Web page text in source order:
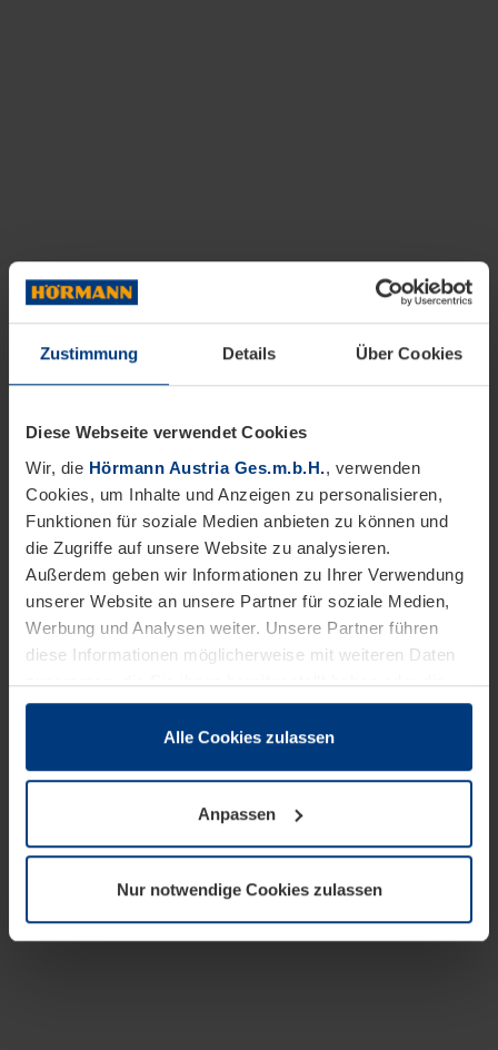
Zustimmung Details Über Cookies
Diese Webseite verwendet Cookies
Wir, die Hörmann Austria Ges.m.b.H., verwenden
Cookies, um Inhalte und Anzeigen zu personalisieren,
Funktionen für soziale Medien anbieten zu können und
die Zugriffe auf unsere Website zu analysieren.
Außerdem geben wir Informationen zu Ihrer Verwendung
unserer Website an unsere Partner für soziale Medien,
Werbung und Analysen weiter. Unsere Partner führen
diese Informationen möglicherweise mit weiteren Daten
zusammen, die Sie ihnen bereitgestellt haben oder die
sie im Rahmen Ihrer Nutzung der Dienste gesammelt
wenn diese für den Betrieb dieser Seite unbedingt
notwendig sind. Für alle anderen Cookie-Typen benötigen
wir Ihre Erlaubnis. Ihre Einwilligung können Sie jederzeit
Datenschutzerklärungunserer Website ändern oder
widerrufen.
Alle Cookies zulassen
Anpassen
Nur notwendige Cookies zulassen